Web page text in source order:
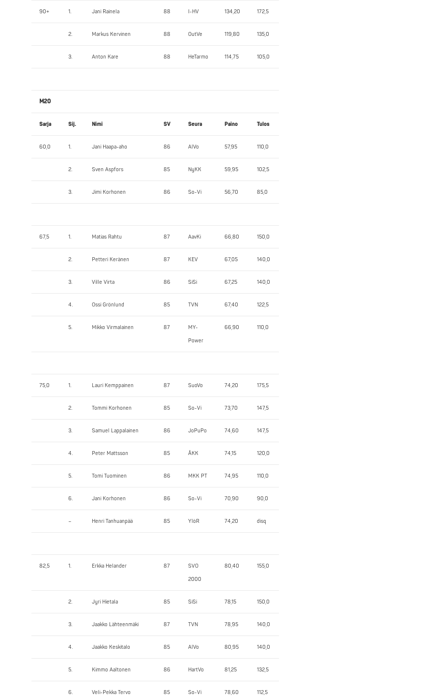
90+ 1. Jani Rainela 88 I-HV 134,20 172,5
2. Markus Kervinen 88 OutVe 119,80 135,0
3. Anton Kare 88 HeTarmo 114,75 105,0
M20
Sarja Sij. Nimi SV Seura Paino Tulos
60,0 1. Jani Haapa-aho 86 AlVo 57,95 110,0
2. Sven Aspfors 85 NyKK 59,95 102,5
3. Jimi Korhonen 86 So-Vi 56,70 85,0
67,5 1. Matias Rahtu 87 AavKi 66,80 150,0
2. Petteri Keränen 87 KEV 67,05 140,0
3. Ville Virta 86 SiSi 67,25 140,0
4. Ossi Grönlund 85 TVN 67,40 122,5
5. Mikko Virmalainen 87 MY-
Power
66,90 110,0
75,0 1. Lauri Kemppainen 87 SuoVo 74,20 175,5
2. Tommi Korhonen 85 So-Vi 73,70 147,5
3. Samuel Lappalainen 86 JoPuPo 74,60 147,5
4. Peter Mattsson 85 ÅKK 74,15 120,0
5. Tomi Tuominen 86 MKK PT 74,95 110,0
6. Jani Korhonen 86 So-Vi 70,90 90,0
– Henri Tanhuanpää 85 YlöR 74,20 disq
82,5 1. Erkka Helander 87 SVO
2000
80,40 155,0
2. Jyri Hietala 85 SiSi 78,15 150,0
3. Jaakko Lähteenmäki 87 TVN 78,95 140,0
4. Jaakko Keskitalo 85 AlVo 80,95 140,0
5. Kimmo Aaltonen 86 HartVo 81,25 132,5
6. Veli-Pekka Tervo 85 So-Vi 78,60 112,5